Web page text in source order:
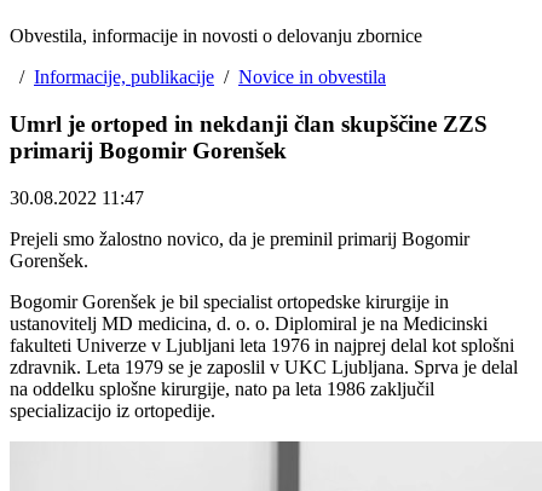
Obvestila, informacije in novosti o delovanju zbornice
/ Informacije, publikacije / Novice in obvestila
Umrl je ortoped in nekdanji član skupščine ZZS
primarij Bogomir Gorenšek
30.08.2022 11:47
Prejeli smo žalostno novico, da je preminil primarij Bogomir
Gorenšek.
Bogomir Gorenšek je bil specialist ortopedske kirurgije in
ustanovitelj MD medicina, d. o. o. Diplomiral je na Medicinski
fakulteti Univerze v Ljubljani leta 1976 in najprej delal kot splošni
zdravnik. Leta 1979 se je zaposlil v UKC Ljubljana. Sprva je delal
na oddelku splošne kirurgije, nato pa leta 1986 zaključil
specializacijo iz ortopedije.